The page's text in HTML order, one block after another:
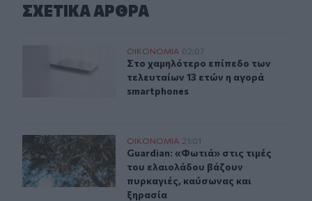
ΣΧΕΤΙΚA AΡΘΡΑ
Στο χαμηλότερο επίπεδο των τελευταίων 13 ετών η
ΟΙΚΟΝΟΜΙΑ 02:07
Στο χαμηλότερο επίπεδο των
Στο χαμηλότερο επίπεδο των
τελευταίων 13 ετών η αγορά
smartphones
Guardian: «Φωτιά» στις τιμές του ελαιολάδου βάζουν
ΟΙΚΟΝΟΜΙΑ 21:01
Guardian: «Φωτιά» στις τιμές του
Guardian: «Φωτιά» στις τιμές
του ελαιολάδου βάζουν
πυρκαγιές, καύσωνας και
ξηρασία